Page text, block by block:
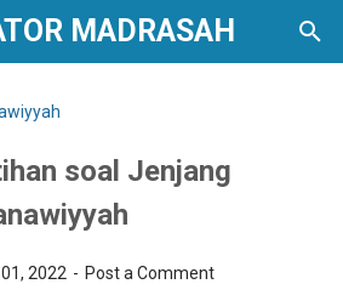
MADRASAH
soal Jenjang
2022 Post a Comment